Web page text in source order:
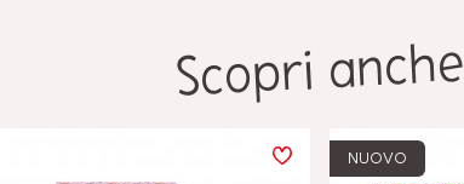
Scopri anche
NUOVO